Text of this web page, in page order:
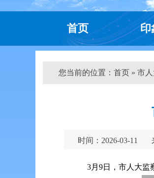
首页 印
您当前的位置： 首页 » 市
时间：2026-03-11
3月9日，市人大监